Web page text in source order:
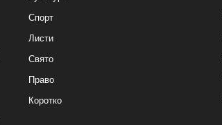
Спорт
Листи
Свято
Право
Коротко